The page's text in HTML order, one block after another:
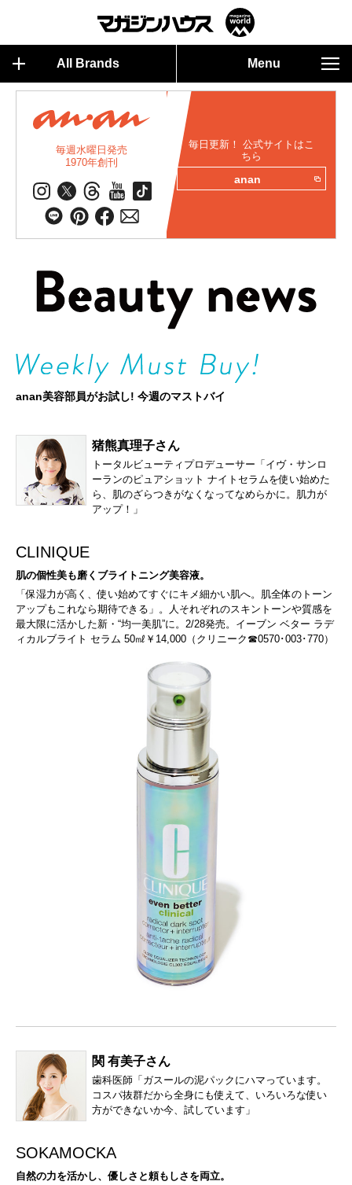
All Brands Menu
毎週水曜日発売
1970年創刊
毎日更新！ 公式サイトはこ
ちら
anan
anan美容部員がお試し! 今週のマストバイ
猪熊真理子さん
トータルビューティプロデューサー「イヴ・サンロ
ーランのピュアショット ナイトセラムを使い始めた
ら、肌のざらつきがなくなってなめらかに。肌力が
アップ！」
CLINIQUE
肌の個性美も磨くブライトニング美容液。
「保湿力が高く、使い始めてすぐにキメ細かい肌へ。肌全体のトーン
アップもこれなら期待できる」。人それぞれのスキントーンや質感を
最大限に活かした新・“均一美肌”に。2/28発売。イーブン ベター ラデ
ィカルブライト セラム 50㎖￥14,000（クリニーク☎0570･003･770）
関 有美子さん
歯科医師「ガスールの泥パックにハマっています。
コスパ抜群だから全身にも使えて、いろいろな使い
方ができないか今、試しています」
SOKAMOCKA
自然の力を活かし、優しさと頼もしさを両立。